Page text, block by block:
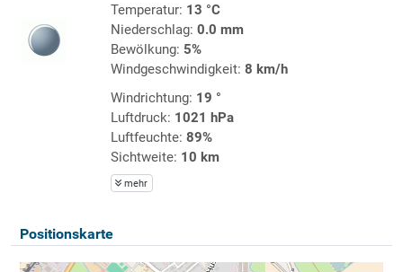
Temperatur: 13 °C
Niederschlag: 0.0 mm
Bewölkung: 5%
Windgeschwindigkeit: 8 km/h
Windrichtung: 19 °
Luftdruck: 1021 hPa
Luftfeuchte: 89%
Sichtweite: 10 km
mehr
Positionskarte